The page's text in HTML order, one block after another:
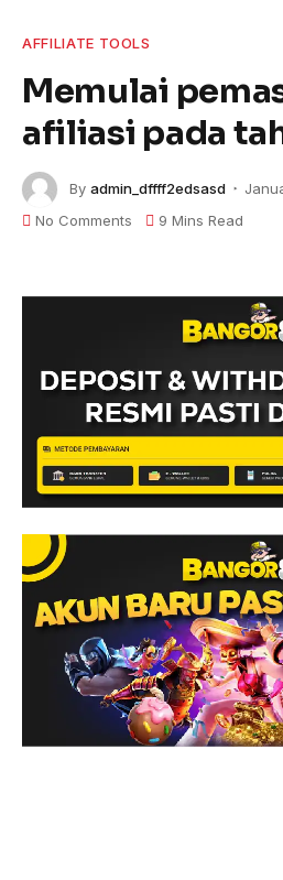
AFFILIATE TOOLS
Memulai
afiliasi pada
By admin_dffff2edsasd
No Comments
9 Mins Read